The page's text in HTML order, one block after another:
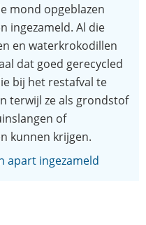
mond opgeblazen
ingezameld. Al die
en waterkrokodillen
dat goed gerecycled
bij het restafval te
terwijl ze als grondstof
of
kunnen krijgen.
apart ingezameld